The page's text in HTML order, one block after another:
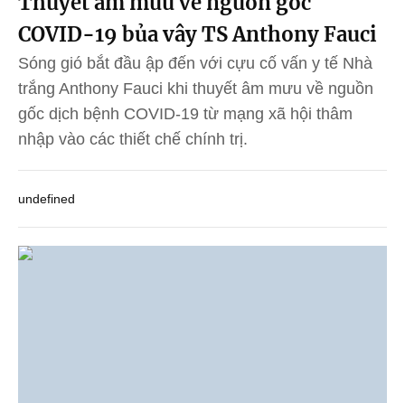
COVID-19 bủa vây TS Anthony Fauci
Sóng gió bắt đầu ập đến với cựu cố vấn y tế Nhà
trắng Anthony Fauci khi thuyết âm mưu về nguồn
gốc dịch bệnh COVID-19 từ mạng xã hội thâm
nhập vào các thiết chế chính trị.
undefined